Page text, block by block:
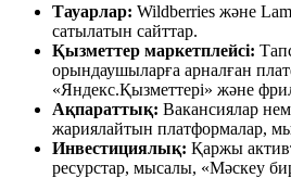
Тауарлар: Wildberries және
сатылатын сайттар.
Қызметтер маркетплейсі:
орындаушыларға арналған
«Яндекс.Қызметтері» және
Ақпараттық: Вакансиялар
жариялайтын платформалар,
Инвестициялық: Қаржы
ресурстар, мысалы, «Мәскеу